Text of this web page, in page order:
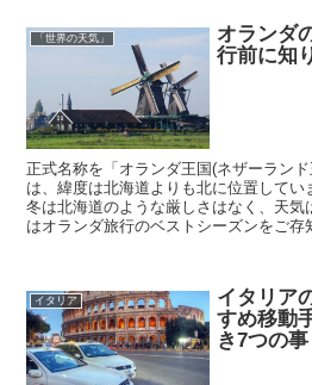
「世界の天気」
オランダ
行前に知
正式名称を「オランダ王国(ネザーラン
は、緯度は北海道よりも北に位置して
冬は北海道のような厳しさはなく、天気
はオランダ旅行のベストシーズンをご存
イタリア
イタリア
すめ移動
き7つの事